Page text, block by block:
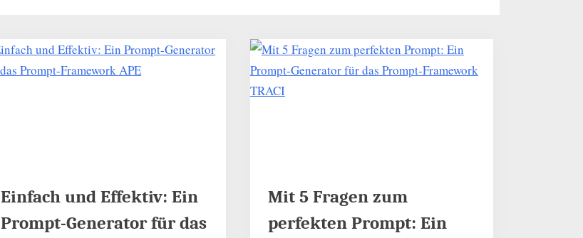
Einfach und Effektiv: Ein
Prompt-Generator für das
Mit 5 Fragen zum
perfekten Prompt: Ein